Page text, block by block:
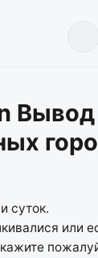
Вывод
суток.
или